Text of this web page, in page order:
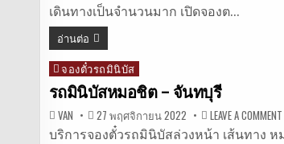
เดินทางเป็นจำนวนมาก เปิดจองต…
อ่านต่อ
Posted
in
จองตั๋วรถมินิบัส
รถมินิบัสหมอชิต – จันทบุรี
VAN 27 พฤศจิกายน 2022 LEAVE A COMMENTON
บริการจองตั๋วรถมินิบัสล่วงหน้า เส้นทาง